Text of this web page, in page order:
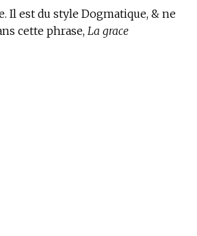
Il est du style Dogmatique, & ne
cette phrase, La grace